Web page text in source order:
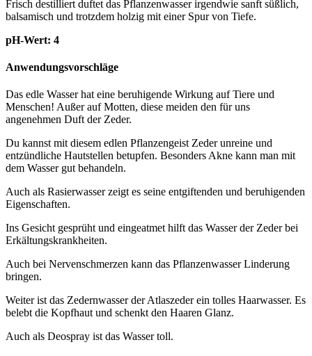
Frisch destilliert duftet das Pflanzenwasser irgendwie sanft süßlich,
balsamisch und trotzdem holzig mit einer Spur von Tiefe.
pH-Wert: 4
Anwendungsvorschläge
Das edle Wasser hat eine beruhigende Wirkung auf Tiere und
Menschen! Außer auf Motten, diese meiden den für uns
angenehmen Duft der Zeder.
Du kannst mit diesem edlen Pflanzengeist Zeder unreine und
entzündliche Hautstellen betupfen. Besonders Akne kann man mit
dem Wasser gut behandeln.
Auch als Rasierwasser zeigt es seine entgiftenden und beruhigenden
Eigenschaften.
Ins Gesicht gesprüht und eingeatmet hilft das Wasser der Zeder bei
Erkältungskrankheiten.
Auch bei Nervenschmerzen kann das Pflanzenwasser Linderung
bringen.
Weiter ist das Zedernwasser der Atlaszeder ein tolles Haarwasser. Es
belebt die Kopfhaut und schenkt den Haaren Glanz.
Auch als Deospray ist das Wasser toll.